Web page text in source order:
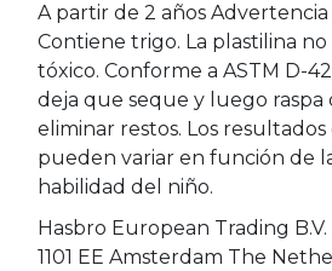
A partir de 2 años Advertencia
Contiene trigo. La plastilina no
tóxico. Conforme a ASTM D-
deja que seque y luego raspa
eliminar restos. Los resultados
pueden variar en función de
habilidad del niño.
Hasbro European Trading
1101 EE Amsterdam The